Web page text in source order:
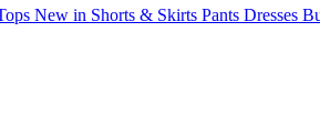
New in Shorts & Skirts Pants Dresses